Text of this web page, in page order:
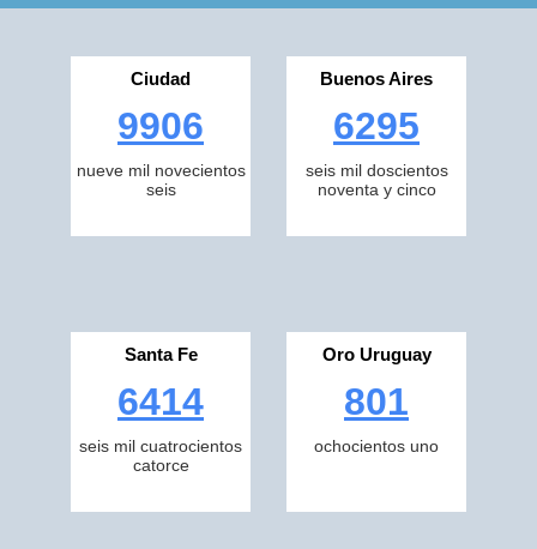
Ciudad
9906
nueve mil novecientos
seis
Buenos Aires
6295
seis mil doscientos
noventa y cinco
Santa Fe
6414
seis mil cuatrocientos
catorce
Oro Uruguay
801
ochocientos uno